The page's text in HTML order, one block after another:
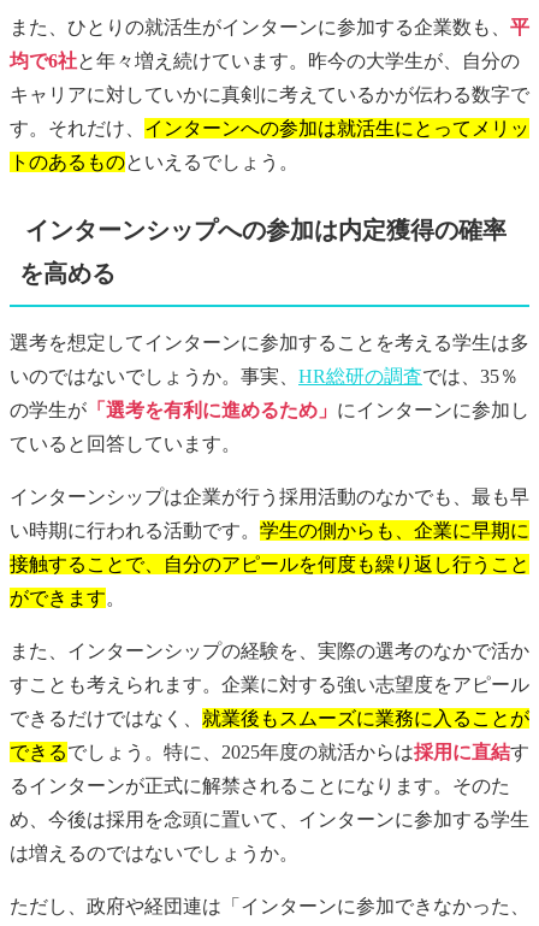
また、ひとりの就活生がインターンに参加する企業数も、 平
均で6社と年々増え続けています。昨今の大学生が、自分の
キャリアに対していかに真剣に考えているかが伝わる数字で
す。それだけ、 インターンへの参加は就活生にとってメリッ
トのあるものといえるでしょう。
インターンシップへの参加は内定獲得の確率
を高める
選考を想定してインターンに参加することを考える学生は多
いのではないでしょうか。事実、 HR総研の調査では、35％
の学生が 「選考を有利に進めるため」 にインターンに参加し
ていると回答しています。
インターンシップは企業が行う採用活動のなかでも、最も早
い時期に行われる活動です。 学生の側からも、企業に早期に
接触することで、自分のアピールを何度も繰り返し行うこと
ができます。
また、インターンシップの経験を、実際の選考のなかで活か
すことも考えられます。企業に対する強い志望度をアピール
できるだけではなく、 就業後もスムーズに業務に入ることが
できるでしょう。特に、2025年度の就活からは採用に直結す
るインターンが正式に解禁されることになります。そのた
め、今後は採用を念頭に置いて、インターンに参加する学生
は増えるのではないでしょうか。
ただし、政府や経団連は「インターンに参加できなかった、